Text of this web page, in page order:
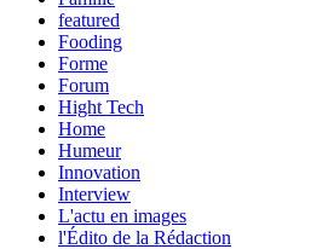
featured
Fooding
Forme
Forum
Hight Tech
Home
Humeur
Innovation
Interview
L'actu en images
l'Édito de la Rédaction